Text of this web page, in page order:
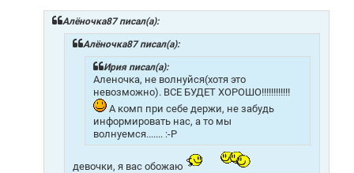
Алёночка87 писал(а):
Алёночка87 писал(а):
Ирия писал(а):
Аленочка, не волнуйся(хотя это
невозможно). ВСЕ БУДЕТ ХОРОШО!!!!!!!!!!!!
А комп при себе держи, не забудь
информировать нас, а то мы
волнуемся....... :-P
девочки, я вас обожаю